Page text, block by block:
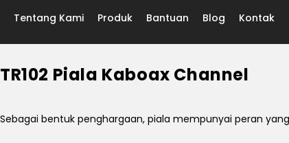
Tentang Kami Produk Bantuan Blog Kontak
TR102 Piala Kaboax Channel
Sebagai bentuk penghargaan, piala mempunyai peran